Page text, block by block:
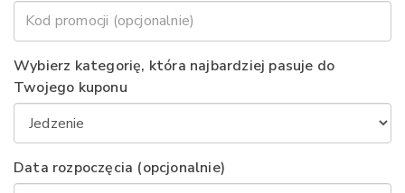
Wybierz kategorię, która najbardziej pasuje do
Twojego kuponu
Data rozpoczęcia (opcjonalnie)